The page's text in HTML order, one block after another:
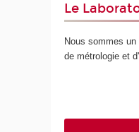
Le
Nous sommes
de métrologie et